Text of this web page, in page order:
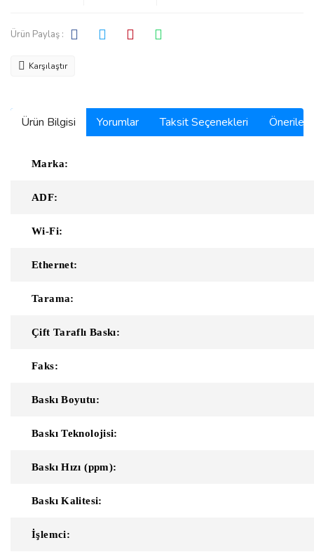
Ürün Paylaş :
Karşılaştır
Ürün Bilgisi Yorumlar Taksit Seçenekleri
Marka:
ADF:
Wi-Fi:
Ethernet:
Tarama:
Çift Taraflı Baskı:
Faks:
Baskı Boyutu:
Baskı Teknolojisi:
Baskı Hızı (ppm):
Baskı Kalitesi:
İşlemci: